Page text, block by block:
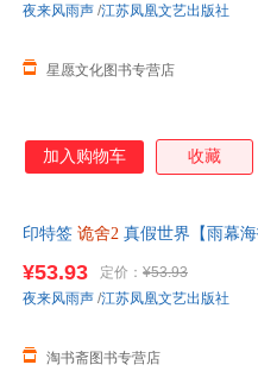
星愿文化图书专营店
夜来风雨声 /江苏凤凰文艺出版社
加入购物车 收藏
印特签 诡舍2 真假世界【雨幕
¥53.93 定价： ¥53.93
淘书斋图书专营店
夜来风雨声 /江苏凤凰文艺出版社